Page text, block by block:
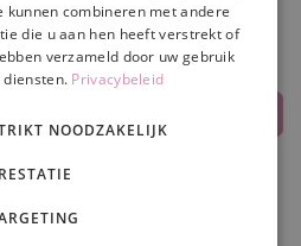
of korting
kunnen combineren met andere
die u aan hen heeft verstrekt of
verzameld door uw gebruik
diensten. Privacybeleid
NOODZAKELIJK